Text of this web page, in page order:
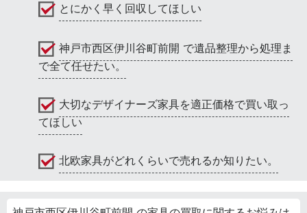
とにかく早く回収してほしい
神戸市西区伊川谷町前開 で遺品整理から処理ま
で全て任せたい。
大切なデザイナーズ家具を適正価格で買い取っ
てほしい
北欧家具がどれくらいで売れるか知りたい。